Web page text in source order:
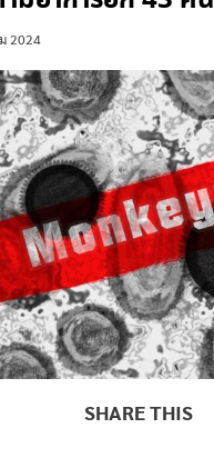
2024
SHARE THIS